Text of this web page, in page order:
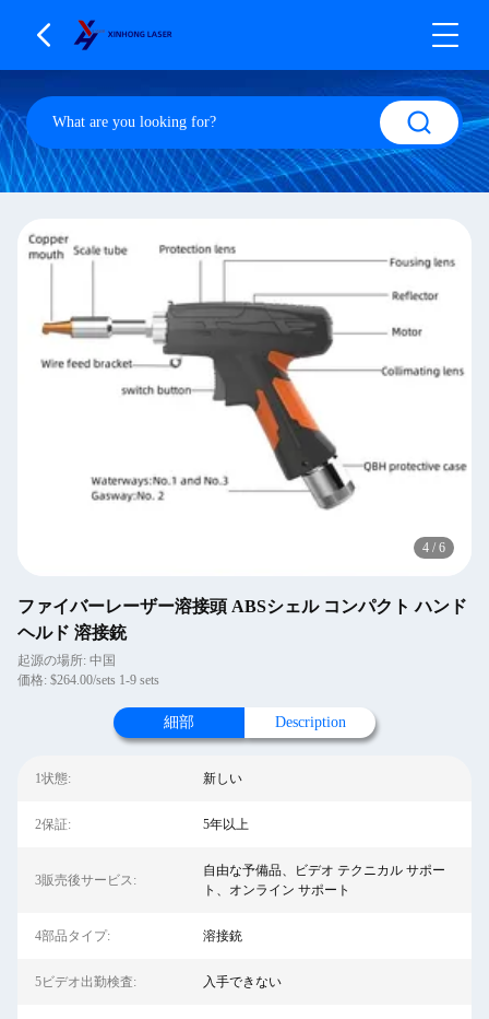
4 / 6
ファイバーレーザー溶接頭 ABSシェル コンパクト ハンド
ヘルド 溶接銃
起源の場所: 中国
価格: $264.00/sets 1-9 sets
細部 Description
1状態: 新しい
2保証: 5年以上
3販売後サービス:
自由な予備品、ビデオ テクニカル サポー
ト、オンライン サポート
4部品タイプ: 溶接銃
5ビデオ出勤検査: 入手できない